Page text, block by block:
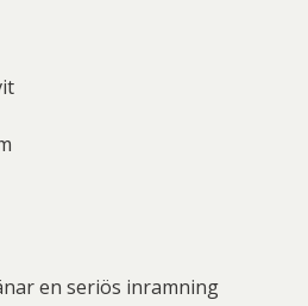
en seriös inramning